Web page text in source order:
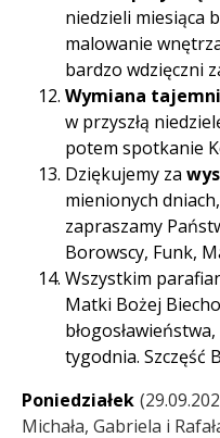
niedzieli miesiąca
malowanie
bardzo wdzięczni
Wymiana
w przyszłą
potem spotkanie
Dziękujemy za
mienionych
zapraszamy
Borowscy, Funk,
Wszystkim
Matki Bożej
tygodnia. Szczęść
Poniedziałek
Michała, Gabriela i